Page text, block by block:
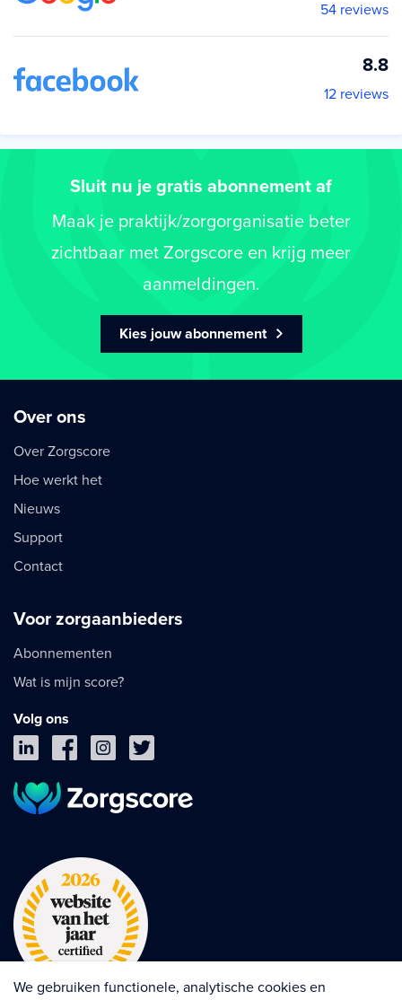
54 reviews
8.8
12 reviews
Sluit nu je gratis abonnement af
Maak je praktijk/zorgorganisatie beter
zichtbaar met Zorgscore en krijg meer
aanmeldingen.
Kies jouw abonnement
Over ons
Over Zorgscore
Hoe werkt het
Nieuws
Support
Contact
Voor zorgaanbieders
Abonnementen
Wat is mijn score?
Volg ons
We gebruiken functionele, analytische cookies en